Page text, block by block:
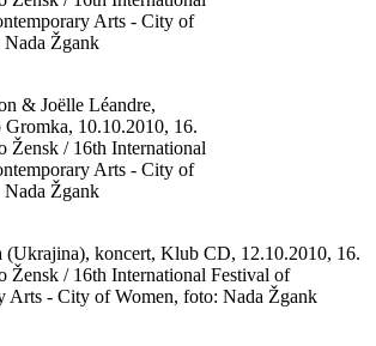
Arts - City of
Žgank
& Joëlle Léandre,
10.10.2010, 16.
Žensk / 16th International
Arts - City of
Žgank
(Ukrajina), koncert, Klub CD, 12.10.2010, 16.
Žensk / 16th International Festival of
Arts - City of Women, foto: Nada Žgank